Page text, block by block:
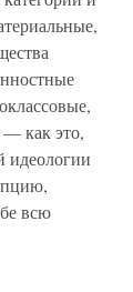
— как это,
идеологии
всю